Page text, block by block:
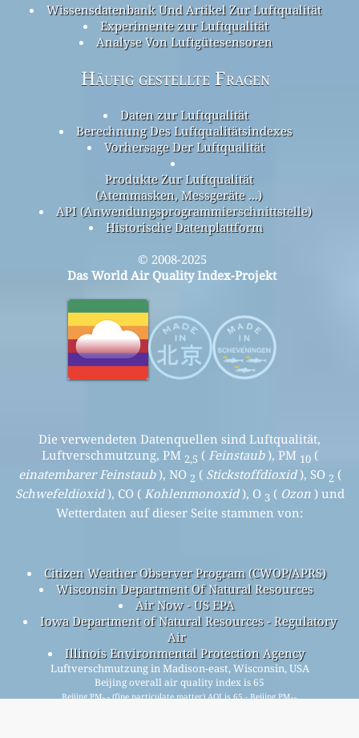
Wissensdatenbank Und Artikel Zur Luftqualität
Experimente zur Luftqualität
Analyse Von Luftgütesensoren
Häufig gestellte Fragen
Daten zur Luftqualität
Berechnung Des Luftqualitätsindexes
Vorhersage Der Luftqualität
Produkte Zur Luftqualität
(Atemmasken, Messgeräte ...)
API (Anwendungsprogrammierschnittstelle)
Historische Datenplattform
© 2008-2025
Das World Air Quality Index-Projekt
Die verwendeten Datenquellen sind Luftqualität,
Luftverschmutzung, PM 2,5 ( Feinstaub), PM 10(
einatembarer Feinstaub), NO 2 ( Stickstoffdioxid), SO 2 (
Schwefeldioxid), CO ( Kohlenmonoxid), O 3 ( Ozon) und
Wetterdaten auf dieser Seite stammen von:
Citizen Weather Observer Program (CWOP/APRS)
Wisconsin Department Of Natural Resources
Air Now - US EPA
Iowa Department of Natural Resources - Regulatory
Air
Illinois Environmental Protection Agency
Luftverschmutzung in Madison-east, Wisconsin, USA
Beijing overall air quality index is 65
Beijing PM2.5 (fine particulate matter) AQI is 65 - Beijing PM10